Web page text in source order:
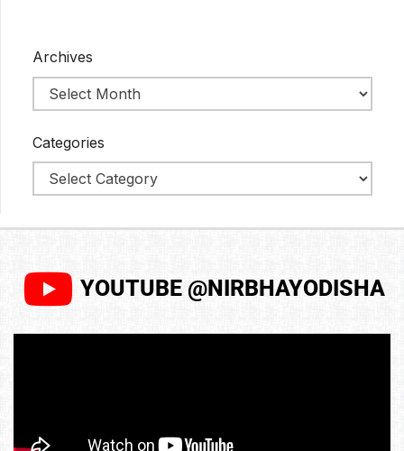
Archives
Categories
YOUTUBE @NIRBHAYODISHA